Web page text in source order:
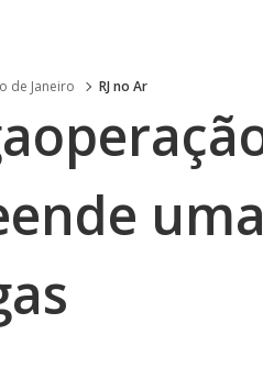
de Janeiro RJ no Ar